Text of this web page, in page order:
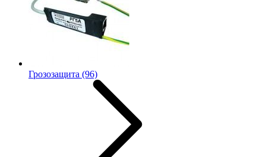
Грозозащита (96)